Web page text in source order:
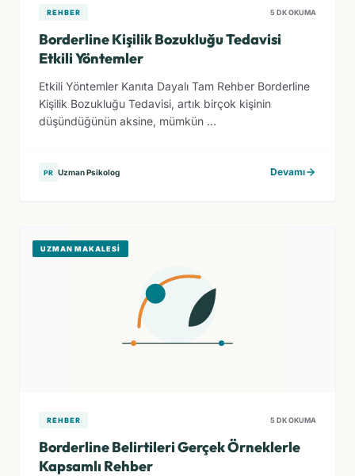
REHBER 5 DK OKUMA
Borderline Kişilik Bozukluğu Tedavisi
Etkili Yöntemler
Etkili Yöntemler Kanıta Dayalı Tam Rehber Borderline
Kişilik Bozukluğu Tedavisi, artık birçok kişinin
düşündüğünün aksine, mümkün ...
PR Uzman Psikolog Devamı
UZMAN MAKALESI
REHBER 5 DK OKUMA
Borderline Belirtileri Gerçek Örneklerle
Kapsamlı Rehber